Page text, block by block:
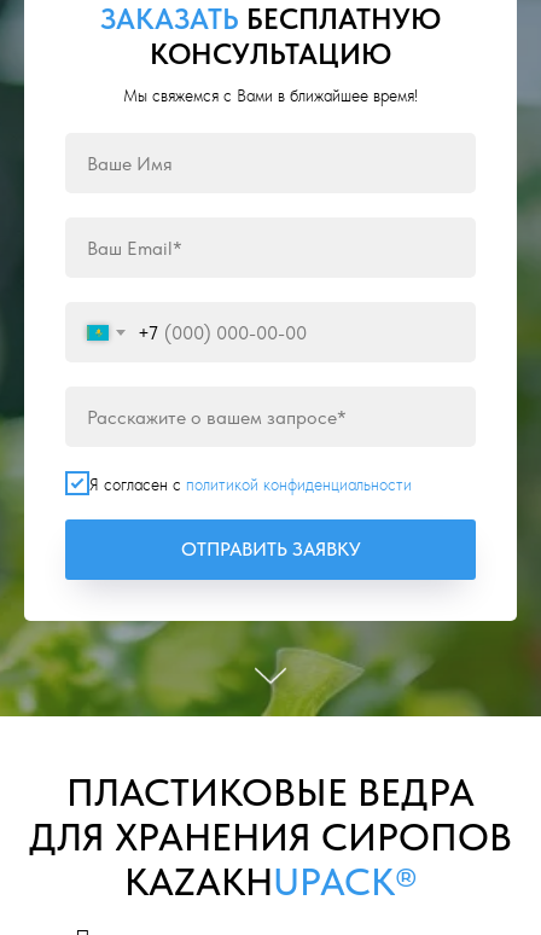
ЗАКАЗАТЬ БЕСПЛАТНУЮ
КОНСУЛЬТАЦИЮ
Мы свяжемся с Вами в ближайшее время!
+7
Я согласен с политикой конфиденциальности
ОТПРАВИТЬ ЗАЯВКУ
ПЛАСТИКОВЫЕ ВЕДРА
ДЛЯ ХРАНЕНИЯ СИРОПОВ
KAZAKHUPACK®